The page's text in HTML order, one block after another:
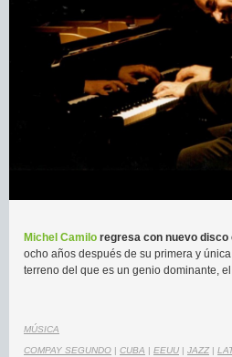
Michel Camilo regresa con nuevo disco
ocho años después de su primera y
terreno del que es un genio dominante,
MÚSICA
COMPAY SEGUNDO | CUBA | EEUU | JAZZ|